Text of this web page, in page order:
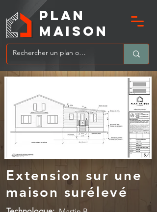
MAIsoN
PLAN
Extension sur une
maison surélevé